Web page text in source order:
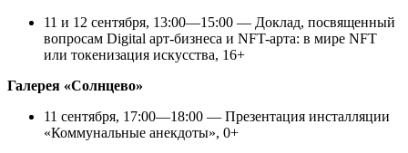
11 и 12 сентября, 13:00—15:00 — Доклад, посвященный
вопросам Digital арт-бизнеса и NFT-арта: в мире NFT
или токенизация искусства, 16+
Галерея «Солнцево»
11 сентября, 17:00—18:00 — Презентация инсталляции
«Коммунальные анекдоты», 0+